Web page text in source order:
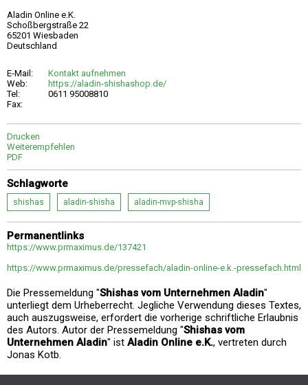
Aladin Online e.K.
Schoßbergstraße 22
65201 Wiesbaden
Deutschland
E-Mail:
Kontakt aufnehmen
Web:
https://aladin-shishashop.de/
Tel:
0611 95008810
Fax:
Drucken
Weiterempfehlen
PDF
Schlagworte
shishas aladin-shisha aladin-mvp-shisha
Permanentlinks
https://www.prmaximus.de/137421
https://www.prmaximus.de/pressefach/aladin-online-e.k.-pressefach.html
Die Pressemeldung "Shishas vom Unternehmen Aladin"
unterliegt dem Urheberrecht. Jegliche Verwendung dieses Textes,
auch auszugsweise, erfordert die vorherige schriftliche Erlaubnis
des Autors. Autor der Pressemeldung "Shishas vom
Unternehmen Aladin" ist Aladin Online e.K., vertreten durch
Jonas Kotb.